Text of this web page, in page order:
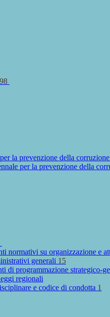
98
la prevenzione della
per la prevenzione della
normativi su organizzazione e
generali 15
di programmazione strategico-
regionali
e codice di condotta 1